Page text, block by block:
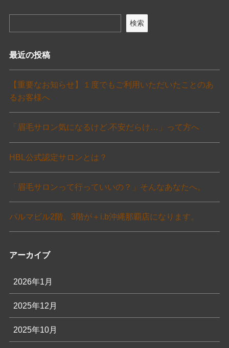
検索
最近の投稿
【重要なお知らせ】１度でもご利用いただいたことのあ
るお客様へ
「眉毛サロン気になるけど.不安だらけ…」って方へ
HBL公式認定サロンとは？
「眉毛サロンって行っていいの？」そんなあなたへ。
パルマビル2階、3階が＋i.b沖縄那覇店になります。
アーカイブ
2026年1月
2025年12月
2025年10月